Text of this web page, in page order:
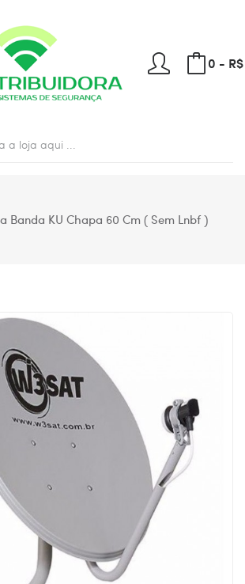
0 -
Banda KU Chapa 60 Cm ( Sem Lnbf )